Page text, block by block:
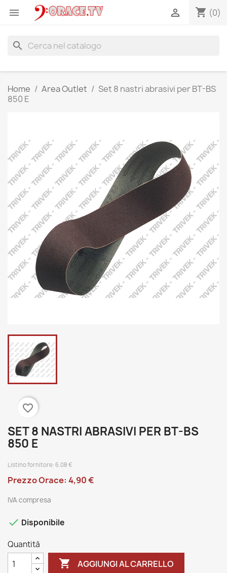
 shopping_cart (0)

search
Home Area Outlet
Set 8 nastri abrasivi per BT-BS
850 E
favorite_border
SET 8 NASTRI ABRASIVI PER BT-BS
850 E
Listino fornitore: 6.08 €
Prezzo Orace: 4,90 €
IVA compresa
 Disponibile
Quantità
 AGGIUNGI AL CARRELLO